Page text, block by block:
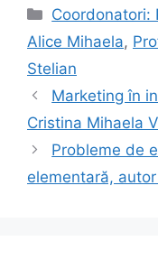
Categorii
Coordonatori:
Alice Mihaela,
Stelian
Marketing în
Cristina Mihaela
Probleme de
elementară,